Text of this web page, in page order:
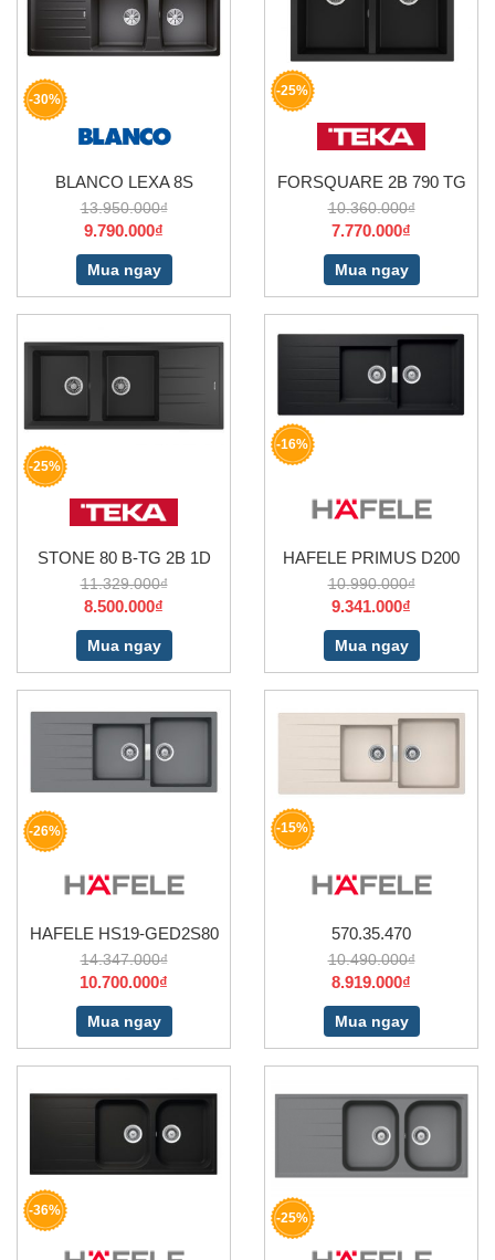
-30%
BLANCO LEXA 8S
13.950.000₫
9.790.000₫
Mua ngay
-25%
FORSQUARE 2B 790 TG
10.360.000₫
7.770.000₫
Mua ngay
-25%
STONE 80 B-TG 2B 1D
11.329.000₫
8.500.000₫
Mua ngay
-16%
HAFELE PRIMUS D200
10.990.000₫
9.341.000₫
Mua ngay
-26%
HAFELE HS19-GED2S80
14.347.000₫
10.700.000₫
Mua ngay
-15%
570.35.470
10.490.000₫
8.919.000₫
Mua ngay
-36%
-25%